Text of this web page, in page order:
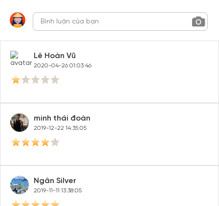
Lê Hoàn Vũ
2020-04-26 01:03:46
minh thái đoàn
2019-12-22 14:35:05
Ngân Silver
2019-11-11 13:38:05